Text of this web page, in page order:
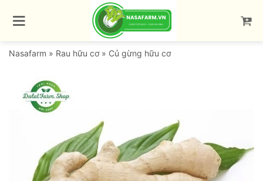
qua
dungNasafarm » Rau hữu cơ» Củ gừng hữu cơ